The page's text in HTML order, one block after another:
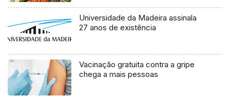
Universidade da Madeira assinala
27 anos de existência
Vacinação gratuita contra a gripe
chega a mais pessoas